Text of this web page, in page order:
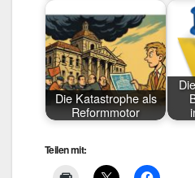
Die Katastrophe als
Reformmotor
Teilen mit: